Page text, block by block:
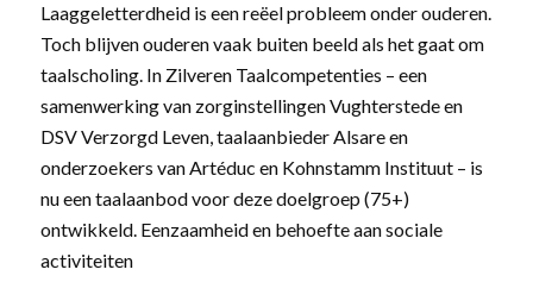
Laaggeletterdheid is een reëel probleem onder ouderen.
Toch blijven ouderen vaak buiten beeld als het gaat om
taalscholing. In Zilveren Taalcompetenties – een
samenwerking van zorginstellingen Vughterstede en
DSV Verzorgd Leven, taalaanbieder Alsare en
onderzoekers van Artéduc en Kohnstamm Instituut – is
nu een taalaanbod voor deze doelgroep (75+)
ontwikkeld. Eenzaamheid en behoefte aan sociale
activiteiten